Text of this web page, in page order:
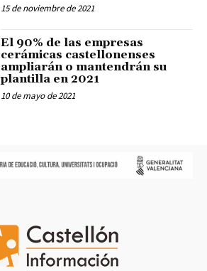
15 de noviembre de 2021
El 90% de las empresas
cerámicas castellonenses
ampliarán o mantendrán su
plantilla en 2021
10 de mayo de 2021